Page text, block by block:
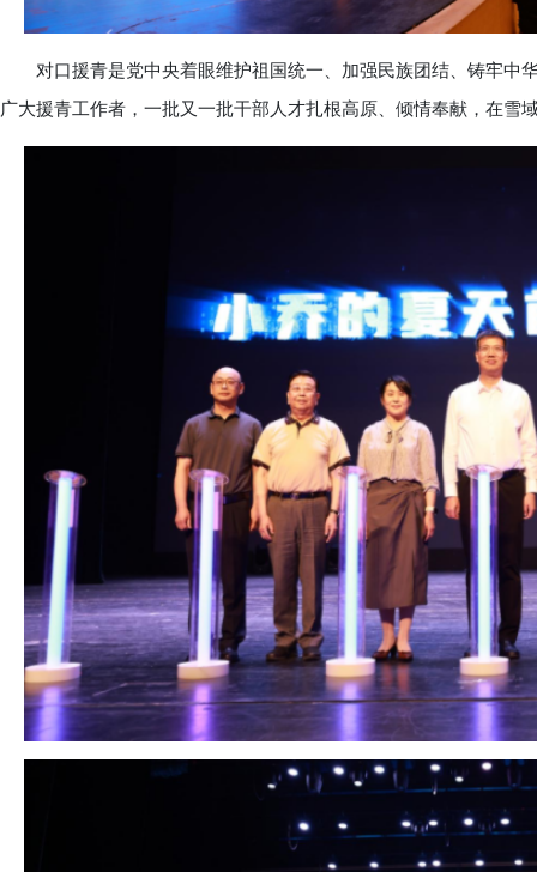
对口援青是党中央着眼维护祖国统一、加强民族团结、铸牢中
广大援青工作者，一批又一批干部人才扎根高原、倾情奉献，在雪